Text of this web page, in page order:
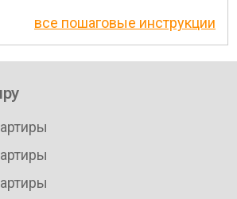
все пошаговые инструкции